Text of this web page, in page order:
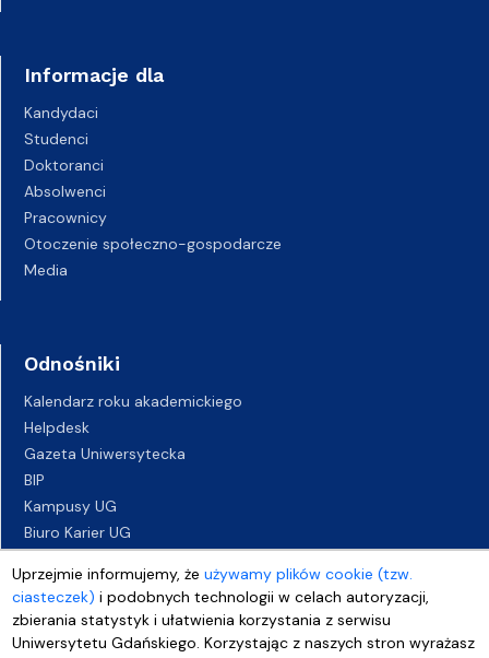
Uprzejmie informujemy, żeużywamy plików cookie (tzw.
ciasteczek) i podobnych technologii w celach autoryzacji,
zbierania statystyk i ułatwienia korzystania z serwisu
Uniwersytetu Gdańskiego. Korzystając z naszych stron wyrażasz
Informacje dla
Kandydaci
Studenci
Doktoranci
Absolwenci
Pracownicy
Otoczenie społeczno-gospodarcze
Media
Odnośniki
Kalendarz roku akademickiego
Helpdesk
Gazeta Uniwersytecka
BIP
Kampusy UG
Biuro Karier UG
Deklaracja dostępności